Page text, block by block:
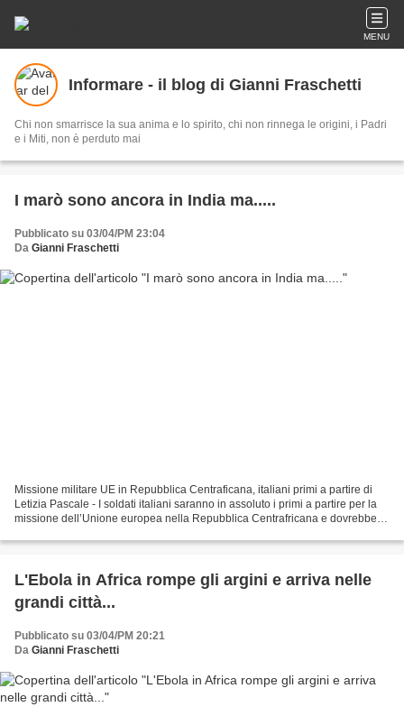
MENU
Informare - il blog di Gianni Fraschetti
Chi non smarrisce la sua anima e lo spirito, chi non rinnega le origini, i Padri
e i Miti, non è perduto mai
I marò sono ancora in India ma.....
Pubblicato su 03/04/PM 23:04
Da Gianni Fraschetti
Missione militare UE in Repubblica Centraficana, italiani primi a partire di
Letizia Pascale - I soldati italiani saranno in assoluto i primi a partire per la
missione dell’Unione europea nella Repubblica Centrafricana e dovrebbero
L'Ebola in Africa rompe gli argini e arriva nelle
grandi città...
Pubblicato su 03/04/PM 20:21
Da Gianni Fraschetti